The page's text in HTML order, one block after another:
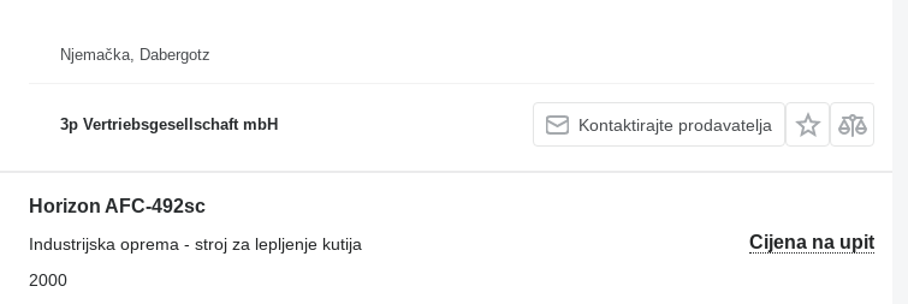
Njemačka, Dabergotz
3p Vertriebsgesellschaft mbH Kontaktirajte prodavatelja
Horizon AFC-492sc
Cijena na upit
Industrijska oprema - stroj za lepljenje kutija
2000